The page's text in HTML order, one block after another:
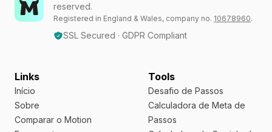
reserved.
Registered in England & Wales, company no. 10678960.
SSL Secured · GDPR Compliant
Links
Início
Sobre
Comparar o Motion
Tools
Desafio de Passos
Calculadora de Meta de
Passos